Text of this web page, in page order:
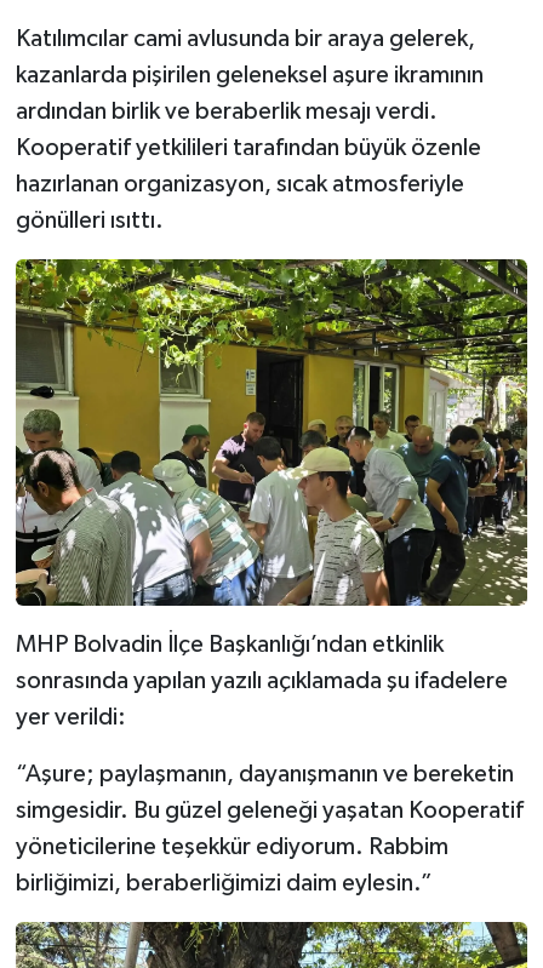
Katılımcılar cami avlusunda bir araya gelerek,
kazanlarda pişirilen geleneksel aşure ikramının
ardından birlik ve beraberlik mesajı verdi.
Kooperatif yetkilileri tarafından büyük özenle
hazırlanan organizasyon, sıcak atmosferiyle
gönülleri ısıttı.
MHP Bolvadin İlçe Başkanlığı’ndan etkinlik
sonrasında yapılan yazılı açıklamada şu ifadelere
yer verildi:
“Aşure; paylaşmanın, dayanışmanın ve bereketin
simgesidir. Bu güzel geleneği yaşatan Kooperatif
yöneticilerine teşekkür ediyorum. Rabbim
birliğimizi, beraberliğimizi daim eylesin.”